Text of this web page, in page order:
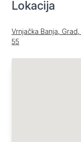
Lokacija
Vrnjačka Banja,
55